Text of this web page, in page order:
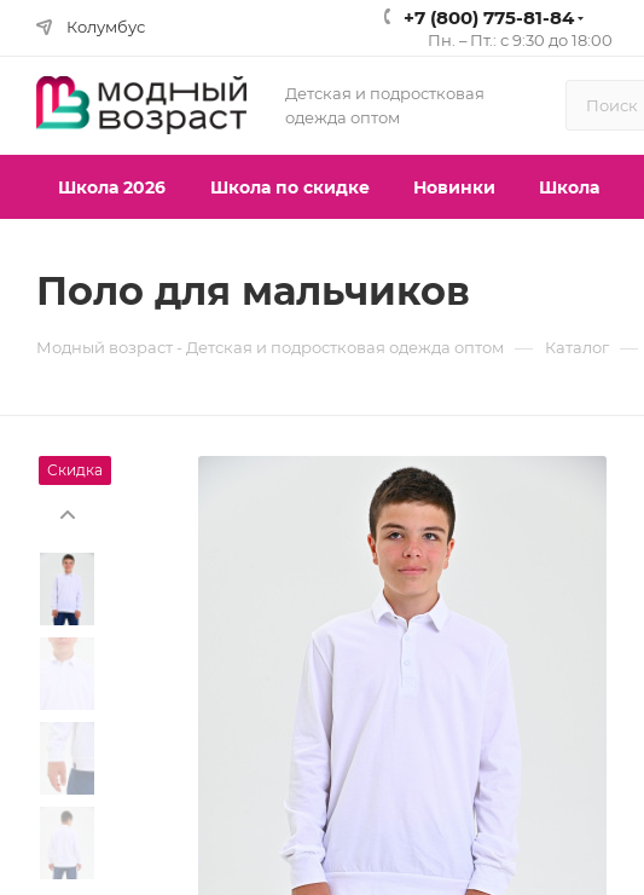
Колумбус +7 (800) 775-81-84
Пн. – Пт.: с 9:30 до 18:00
Детская и подростковая
одежда оптом
Школа 2026 Школа по скидке Новинки Школа
Поло для мальчиков
Модный возраст - Детская и подростковая одежда оптом — Каталог —
Скидка